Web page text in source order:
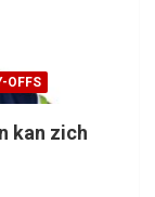
OFFS
kan zich